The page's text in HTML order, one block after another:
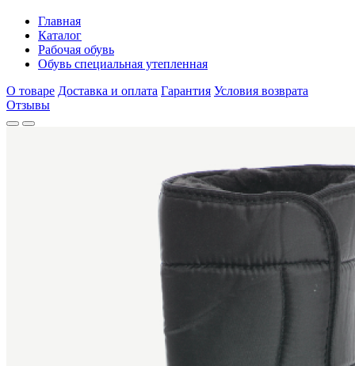
Главная
Каталог
Рабочая обувь
Обувь специальная утепленная
О товаре Доставка и оплата Гарантия Условия возврата
Отзывы